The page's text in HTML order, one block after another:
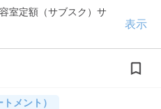
室定額（サブスク）サ
表示
メント）